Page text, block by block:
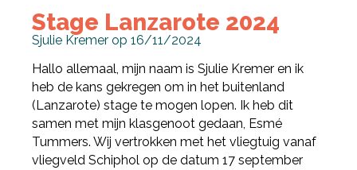
Stage Lanzarote 2024
Sjulie Kremer op 16/11/2024
Hallo allemaal, mijn naam is Sjulie Kremer en ik
heb de kans gekregen om in het buitenland
(Lanzarote) stage te mogen lopen. Ik heb dit
samen met mijn klasgenoot gedaan, Esmé
Tummers. Wij vertrokken met het vliegtuig vanaf
vliegveld Schiphol op de datum 17 september